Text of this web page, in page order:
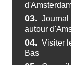
03. Journal
autour
04. Visiter
Bas